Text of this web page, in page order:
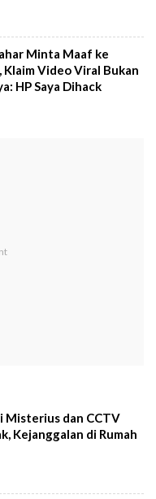
Minta Maaf ke
Klaim Video Viral Bukan
HP Saya Dihack
Misterius dan CCTV
Kejanggalan di Rumah